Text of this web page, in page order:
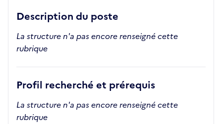
Description du poste
La structure n'a pas encore renseigné cette
rubrique
Profil recherché et prérequis
La structure n'a pas encore renseigné cette
rubrique